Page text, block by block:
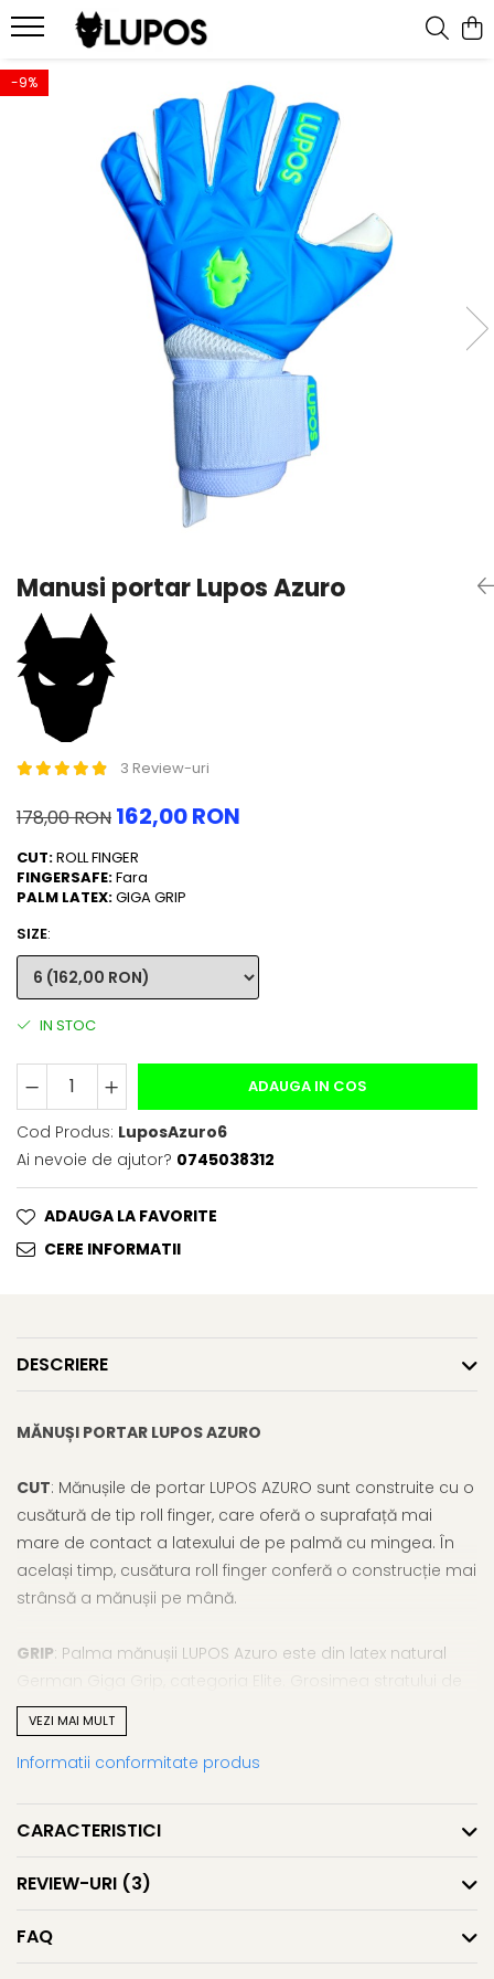
Manusi portar marimea 5
Manusi portar Marimea 6
Manusi portar marimea 7
Manusi portar marimea 8
Manusi portar marimea 9
Manusi portar marimea 10
Manusi portar marimea 11
Accesorii pentru antrenament
Echipamente sportive
-9%
Manusi portar Lupos Azuro
3 Review-uri
178,00 RON 162,00 RON
CUT:ROLL FINGER
FINGERSAFE:Fara
PALM LATEX:GIGA GRIP
SIZE:
IN STOC
ADAUGA IN COS
Cod Produs: LuposAzuro6
Ai nevoie de ajutor? 0745038312
ADAUGA LA FAVORITE
CERE INFORMATII
DESCRIERE
MĂNUȘI PORTAR LUPOS AZURO
CUT: Mănușile de portar LUPOS AZURO sunt construite cu o
cusătură de tip roll finger, care oferă o suprafață mai
mare de contact a latexului de pe palmă cu mingea. În
același timp, cusătura roll finger conferă o construcție mai
strânsă a mănușii pe mână.
GRIP: Palma mănușii LUPOS Azuro este din latex natural
German Giga Grip, categoria Elite. Grosimea stratului de
latex este de 4 mm, dublată cu un strat de burete de 3
mm.
construit din latex artificial de tip Dumbo embosat 3D cu o
mm de burete pentru o protecție sporită la boxare.
CORPUL MĂNUȘII
: O combinație de latex Dumbo embosat
și air mesh.
VEZI MAI MULT
Informatii conformitate produs
CARACTERISTICI
REVIEW-URI (3)
FAQ